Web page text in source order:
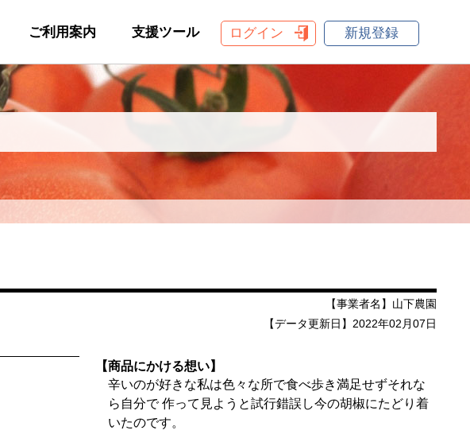
ご利用案内 支援ツール ログイン 新規登録
【事業者名】山下農園
【データ更新日】2022年02月07日
【商品にかける想い】
辛いのが好きな私は色々な所で食べ歩き満足せずそれな
ら自分で 作って見ようと試行錯誤し今の胡椒にたどり着
いたのです。